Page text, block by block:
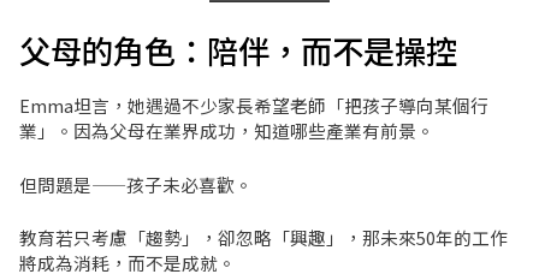
父母的角色：陪伴，而不是操控
Emma坦言，她遇過不少家長希望老師「把孩子導向某個行
業」。因為父母在業界成功，知道哪些產業有前景。
但問題是——孩子未必喜歡。
教育若只考慮「趨勢」，卻忽略「興趣」，那未來50年的工作
將成為消耗，而不是成就。